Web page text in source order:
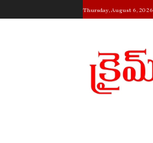
Thursday, August 6, 2026